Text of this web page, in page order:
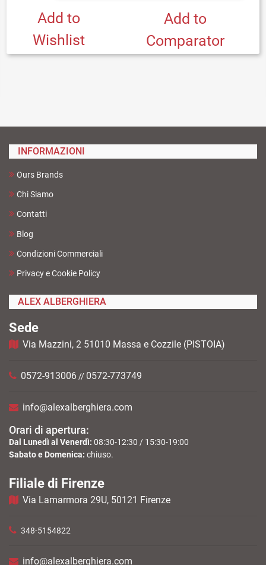
Add to
Wishlist
Add to
Comparator
INFORMAZIONI
Ours Brands
Chi Siamo
Contatti
Blog
Condizioni Commerciali
Privacy e Cookie Policy
ALEX ALBERGHIERA
Sede
Via Mazzini, 2 51010 Massa e Cozzile (PISTOIA)
0572-913006 // 0572-773749
info@alexalberghiera.com
Orari di apertura:
Dal Lunedì al Venerdì: 08:30-12:30 / 15:30-19:00
Sabato e Domenica: chiuso.
Filiale di Firenze
Via Lamarmora 29U, 50121 Firenze
348-5154822
info@alexalberghiera.com